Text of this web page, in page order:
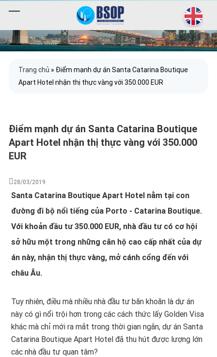
Trang chủ » Điểm mạnh dự án Santa Catarina Boutique
Apart Hotel nhận thị thực vàng với 350.000 EUR
Điểm mạnh dự án Santa Catarina Boutique
Apart Hotel nhận thị thực vàng với 350.000
EUR
28/03/2019
Santa Catarina Boutique Apart Hotel nằm tại con
đường đi bộ nổi tiếng của Porto - Catarina Boutique.
Với khoản đầu tư 350.000 EUR, nhà đầu tư có cơ hội
sở hữu một trong những căn hộ cao cấp nhất của dự
án này, nhận thị thực vàng, mở cánh cổng đến với
châu Âu.
Tuy nhiên, điều mà nhiều nhà đầu tư băn khoăn là dự án
này có gì nổi trội hơn trong các cách thức lấy Golden Visa
khác mà chỉ mới ra mắt trong thời gian ngắn, dự án Santa
Catarina Boutique Apart Hotel đã thu hút được lượng lớn
các nhà đầu tư quan tâm?